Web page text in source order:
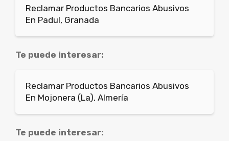
Reclamar Productos Bancarios Abusivos
En Padul, Granada
Te puede interesar:
Reclamar Productos Bancarios Abusivos
En Mojonera (La), Almería
Te puede interesar: